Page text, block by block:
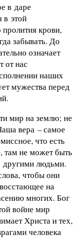
в даре
в этой
крови,
забывать. До
означает
от нас
наших
мужества перед
мир на землю; не
вера – самое
что есть
там не может быть
другими людьми.
чтобы они
на
многих. Бог
войне мир
Христа и тех,
человека